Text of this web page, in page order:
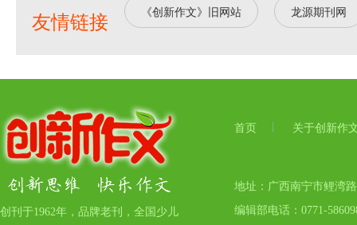
友情链接 《创新作文》旧网站 龙源期刊网
创刊于1962年，品牌老刊，全国少儿
首页 关于创新作
地址：广西南宁市鲤湾
编辑部电话：0771-